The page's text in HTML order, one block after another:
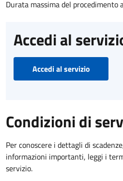
Durata massima del
Accedi al
Accedi al servizio
Condizioni di
Per conoscere i dettagli di
informazioni importanti, leggi i
servizio.